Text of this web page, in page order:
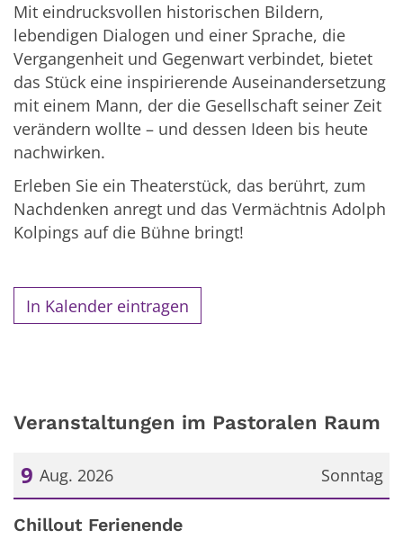
Mit eindrucksvollen historischen Bildern,
lebendigen Dialogen und einer Sprache, die
Vergangenheit und Gegenwart verbindet, bietet
das Stück eine inspirierende Auseinandersetzung
mit einem Mann, der die Gesellschaft seiner Zeit
verändern wollte – und dessen Ideen bis heute
nachwirken.
Erleben Sie ein Theaterstück, das berührt, zum
Nachdenken anregt und das Vermächtnis Adolph
Kolpings auf die Bühne bringt!
In Kalender eintragen
Veranstaltungen im Pastoralen Raum
Sonntag
9 Aug. 2026
Datum: 9. August 2026
Chillout Ferienende